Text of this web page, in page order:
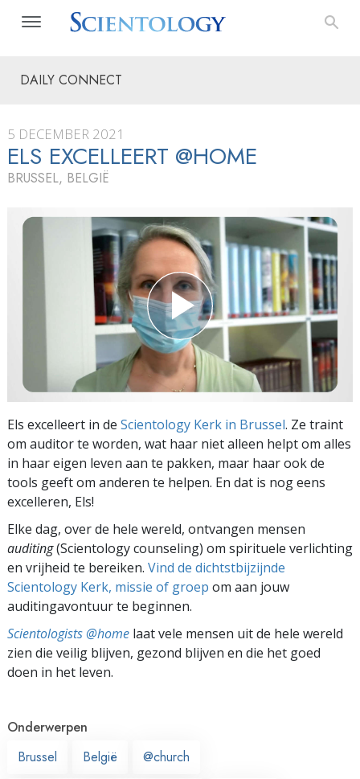
DAILY CONNECT
5 DECEMBER 2021
ELS EXCELLEERT @HOME
BRUSSEL, BELGIË
Els excelleert in de Scientology Kerk in Brussel. Ze traint
om auditor te worden, wat haar niet alleen helpt om alles
in haar eigen leven aan te pakken, maar haar ook de
tools geeft om anderen te helpen. En dat is nog eens
excelleren, Els!
Elke dag, over de hele wereld, ontvangen mensen
auditing(Scientology counseling) om spirituele verlichting
en vrijheid te bereiken. Vind de dichtstbijzijnde
Scientology Kerk, missie of groep om aan jouw
auditingavontuur te beginnen.
Scientologists @home laat vele mensen uit de hele wereld
zien die veilig blijven, gezond blijven en die het goed
doen in het leven.
Onderwerpen
Brussel
België @church